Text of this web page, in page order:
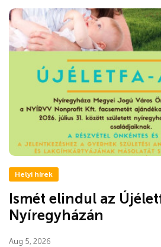
Helyi hírek
Ismét elindul az
Nyíregyházán
Aug 5, 2026